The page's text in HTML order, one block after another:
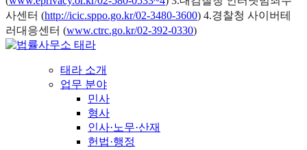
사센터 (http://icic.sppo.go.kr/02-3480-3600) 4.경찰청 사이버테
러대응센터 (www.ctrc.go.kr/02-392-0330)
태라 소개
업무 분야
민사
형사
인사·노무·산재
헌법·행정